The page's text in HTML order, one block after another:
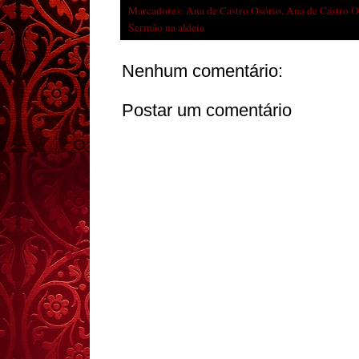
Marcadores: Ana de Castro Osório,Ana de Castro
Sermão na aldeia
Nenhum comentário:
Postar um comentário